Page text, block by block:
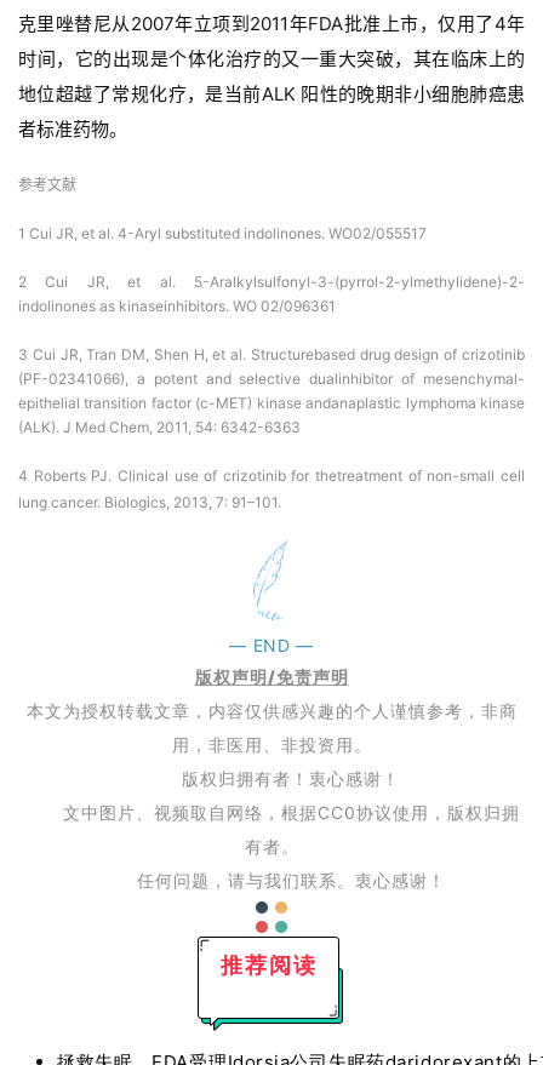
克里唑替尼从2007年立项到2011年FDA批准上市，仅用了4年
时间，它的出现是个体化治疗的又一重大突破，其在临床上的
地位超越了常规化疗，是当前ALK 阳性的晚期非小细胞肺癌患
者标准药物。
参考文献
1 Cui JR, et al. 4-Aryl substituted indolinones. WO02/055517
2 Cui JR, et al. 5-Aralkylsulfonyl-3-(pyrrol-2-ylmethylidene)-2-
indolinones as kinaseinhibitors. WO 02/096361
3 Cui JR, Tran DM, Shen H, et al. Structurebased drug design of crizotinib
(PF-02341066), a potent and selective dualinhibitor of mesenchymal-
epithelial transition factor (c-MET) kinase andanaplastic lymphoma kinase
(ALK). J Med Chem, 2011, 54: 6342-6363
4 Roberts PJ. Clinical use of crizotinib for thetreatment of non-small cell
lung cancer. Biologics, 2013, 7: 91–101.
— END —
版权声明/免责声明
本文为授权转载文章，内容仅供感兴趣的个人谨慎参考，非商
用，非医用、非投资用。
版权归拥有者！衷心感谢！
文中图片、视频取自网络，根据CC0协议使用，版权归拥
有者。
任何问题，请与我们联系。衷心感谢！
推荐阅读